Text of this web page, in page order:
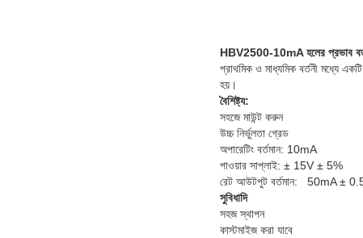
HBV2500-10mA হলের প্রভাব
প্রাথমিক ও মাধ্যমিক বর্তনী মধ্যে
হয়।
বৈশিষ্ট্য:
সহজে মাউন্ট করুন
উচ্চ নির্ভুলতা গ্রেড
অপারেটিং বর্তমান: 10mA
পাওয়ার সাপ্লাই: ± 15V ± 5%
রেট আউটপুট বর্তমান:
50mA ±
সুবিধাদি
সহজ স্থাপন
কাস্টমাইজ করা যাবে